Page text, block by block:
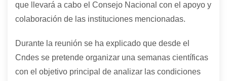
que llevará a cabo el Consejo Nacional con el apoyo y
colaboración de las instituciones mencionadas.
Durante la reunión se ha explicado que desde el
Cndes se pretende organizar una semanas científicas
con el objetivo principal de analizar las condiciones